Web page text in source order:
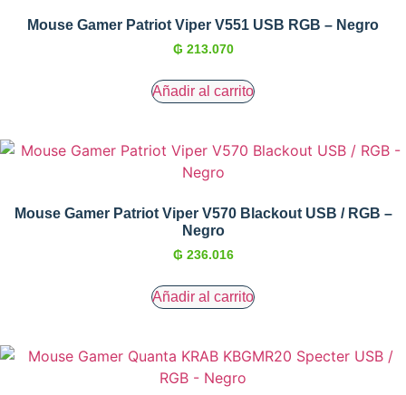
Mouse Gamer Patriot Viper V551 USB RGB – Negro
₲ 213.070
Añadir al carrito
Mouse Gamer Patriot Viper V570 Blackout USB / RGB –
Negro
₲ 236.016
Añadir al carrito